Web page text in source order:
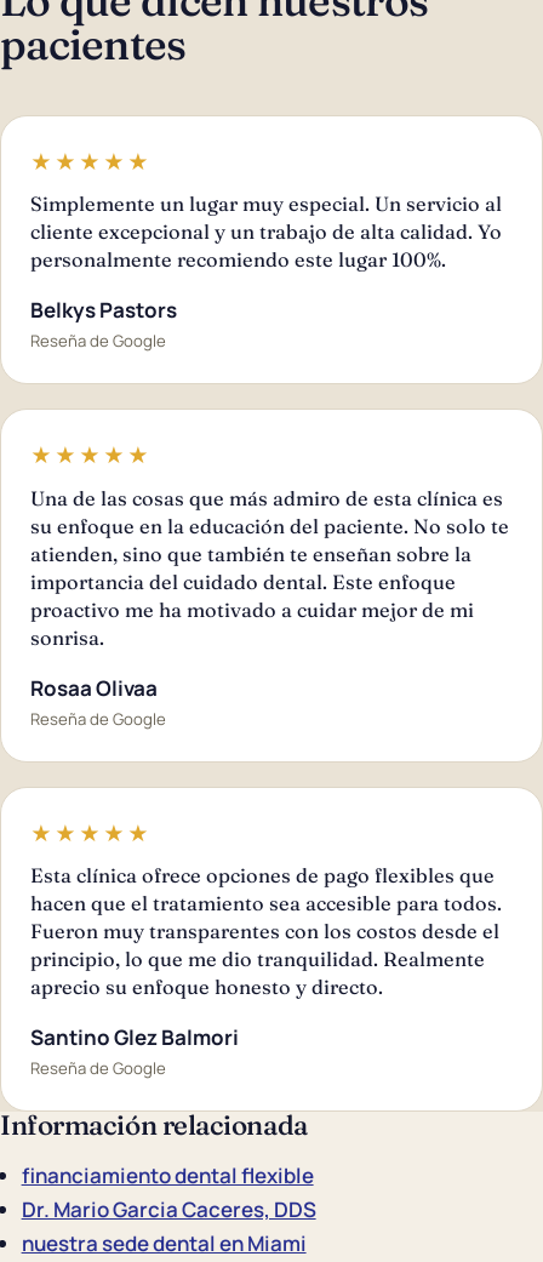
pacientes
★★★★★
Simplemente un lugar muy especial. Un servicio al
cliente excepcional y un trabajo de alta calidad. Yo
personalmente recomiendo este lugar 100%.
Belkys Pastors
Reseña de Google
★★★★★
Una de las cosas que más admiro de esta clínica es
su enfoque en la educación del paciente. No solo te
atienden, sino que también te enseñan sobre la
importancia del cuidado dental. Este enfoque
proactivo me ha motivado a cuidar mejor de mi
sonrisa.
Rosaa Olivaa
Reseña de Google
★★★★★
Esta clínica ofrece opciones de pago flexibles que
hacen que el tratamiento sea accesible para todos.
Fueron muy transparentes con los costos desde el
principio, lo que me dio tranquilidad. Realmente
aprecio su enfoque honesto y directo.
Santino Glez Balmori
Reseña de Google
Información relacionada
financiamiento dental flexible
Dr. Mario Garcia Caceres, DDS
nuestra sede dental en Miami